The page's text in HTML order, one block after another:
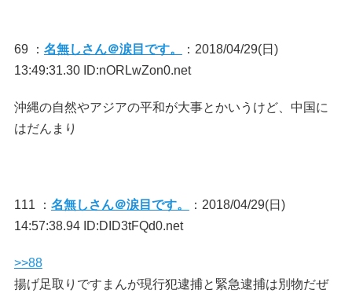
69 ： 名無しさん＠涙目です。
：2018/04/29(日)
13:49:31.30 ID:nORLwZon0.net
沖縄の自然やアジアの平和が大事とかいうけど、中国に
はだんまり
111 ： 名無しさん＠涙目です。
：2018/04/29(日)
14:57:38.94 ID:DID3tFQd0.net
>>88
揚げ足取りですまんが現行犯逮捕と緊急逮捕は別物だぜ